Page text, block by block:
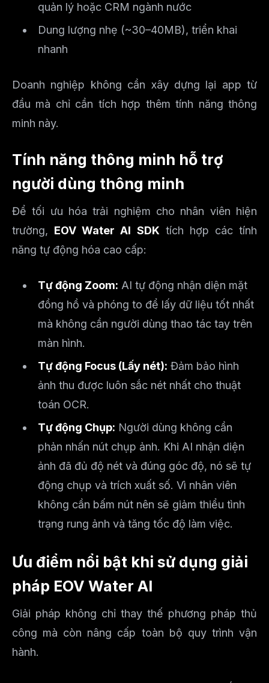
quản lý hoặc CRM ngành nước
Dung lượng nhẹ (~30–40MB), triển khai
nhanh
Doanh nghiệp không cần xây dựng lại app từ
đầu mà chỉ cần tích hợp thêm tính năng thông
minh này.
Tính năng thông minh hỗ trợ
người dùng thông minh
Để tối ưu hóa trải nghiệm cho nhân viên hiện
trường, EOV Water AI SDK tích hợp các tính
năng tự động hóa cao cấp:
Tự động Zoom: AI tự động nhận diện mặt
đồng hồ và phóng to để lấy dữ liệu tốt nhất
mà không cần người dùng thao tác tay trên
màn hình.
Tự động Focus (Lấy nét): Đảm bảo hình
ảnh thu được luôn sắc nét nhất cho thuật
toán OCR.
Tự động Chụp: Người dùng không cần
phản nhấn nút chụp ảnh. Khi AI nhận diện
ảnh đã đủ độ nét và đúng góc độ, nó sẽ tự
động chụp và trích xuất số. Vì nhân viên
không cần bấm nút nên sẽ giảm thiểu tình
trạng rung ảnh và tăng tốc độ làm việc.
Ưu điểm nổi bật khi sử dụng giải
pháp EOV Water AI
Giải pháp không chỉ thay thế phương pháp thủ
công mà còn nâng cấp toàn bộ quy trình vận
hành.